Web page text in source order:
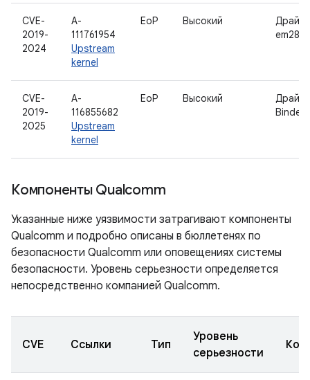
CVE-
2019-
2024
A-
111761954
Upstream
kernel
EoP Высокий
em28xx
CVE-
2019-
2025
A-
116855682
Upstream
kernel
EoP Высокий
Binder
Компоненты Qualcomm
Указанные ниже уязвимости затрагивают компоненты
Qualcomm и подробно описаны в бюллетенях по
безопасности Qualcomm или оповещениях системы
безопасности. Уровень серьезности определяется
непосредственно компанией Qualcomm.
CVE Ссылки Тип
Уровень
серьезности